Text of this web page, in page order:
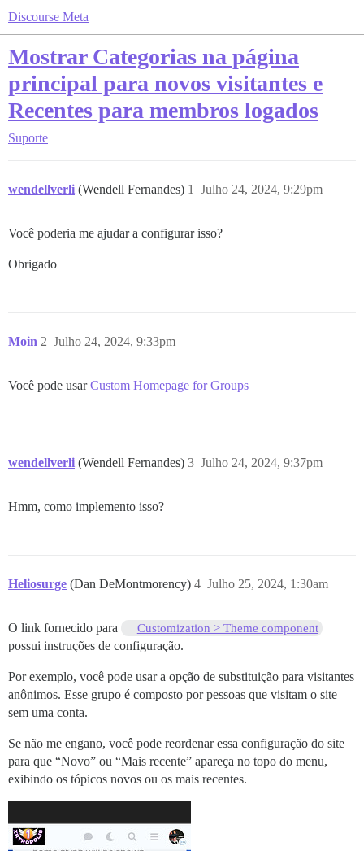
Discourse Meta
Mostrar Categorias na página
principal para novos visitantes e
Recentes para membros logados
Suporte
wendellverli (Wendell Fernandes) Julho 24, 2024, 9:29pm
1
Você poderia me ajudar a configurar isso?
Obrigado
Moin Julho 24, 2024, 9:33pm
2
Você pode usarCustom Homepage for Groups
wendellverli (Wendell Fernandes) Julho 24, 2024, 9:37pm
3
Hmm, como implemento isso?
Heliosurge (Dan DeMontmorency) Julho 25, 2024, 1:30am
4
O link fornecido para Customization > Theme component
possui instruções de configuração.
Por exemplo, você pode usar a opção de substituição para visitantes
anônimos. Esse grupo é composto por pessoas que visitam o site
sem uma conta.
Se não me engano, você pode reordenar essa configuração do site
para que “Novo” ou “Mais recente” apareça no topo do menu,
exibindo os tópicos novos ou os mais recentes.